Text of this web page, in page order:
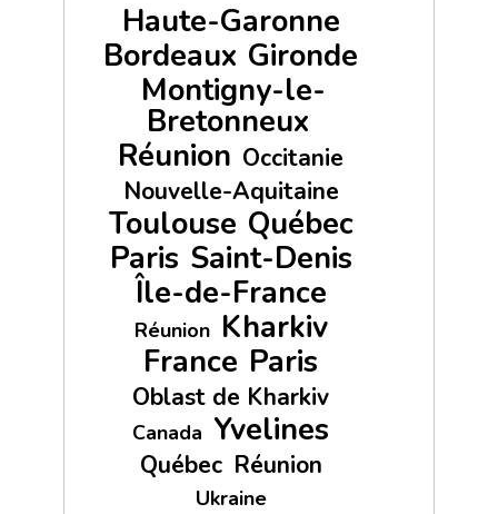
Haute-Garonne
Bordeaux Gironde
Montigny-le-
Bretonneux
Réunion Occitanie
Nouvelle-Aquitaine
Toulouse Québec
Paris Saint-Denis
Île-de-France
Réunion Kharkiv
France Paris
Oblast de Kharkiv
Canada Yvelines
Québec Réunion
Ukraine